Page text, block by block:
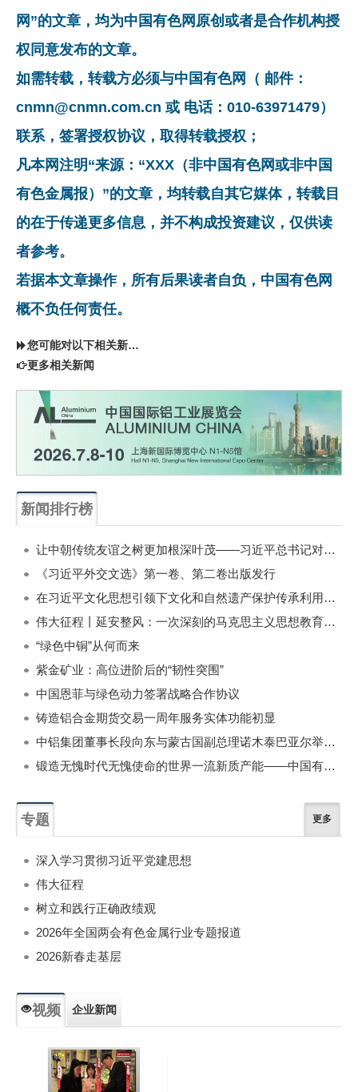
网”的文章，均为中国有色网原创或者是合作机构授
权同意发布的文章。
如需转载，转载方必须与中国有色网（ 邮件：
cnmn@cnmn.com.cn 或 电话：010-63971479）
联系，签署授权协议，取得转载授权；
凡本网注明“来源：“XXX（非中国有色网或非中国
有色金属报）”的文章，均转载自其它媒体，转载目
的在于传递更多信息，并不构成投资建议，仅供读
者参考。
若据本文章操作，所有后果读者自负，中国有色网
概不负任何责任。
您可能对以下相关新闻同样感兴趣
更多相关新闻
新闻排行榜
让中朝传统友谊之树更加根深叶茂——习近平总书记对朝鲜进行国事访问纪实
《习近平外交文选》第一卷、第二卷出版发行
在习近平文化思想引领下文化和自然遗产保护传承利用工作开创新局面
伟大征程丨延安整风：一次深刻的马克思主义思想教育运动
“绿色中铜”从何而来
紫金矿业：高位进阶后的“韧性突围”
中国恩菲与绿色动力签署战略合作协议
铸造铝合金期货交易一周年服务实体功能初显
中铝集团董事长段向东与蒙古国副总理诺木泰巴亚尔举行会谈
锻造无愧时代无愧使命的世界一流新质产能——中国有色金属工业的战略应对与破局之道（二）
专题 更多
深入学习贯彻习近平党建思想
伟大征程
树立和践行正确政绩观
2026年全国两会有色金属行业专题报道
2026新春走基层
视频 企业新闻